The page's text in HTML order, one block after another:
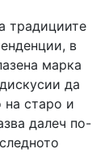
традициите
в
марка
да
на старо и
далеч по-